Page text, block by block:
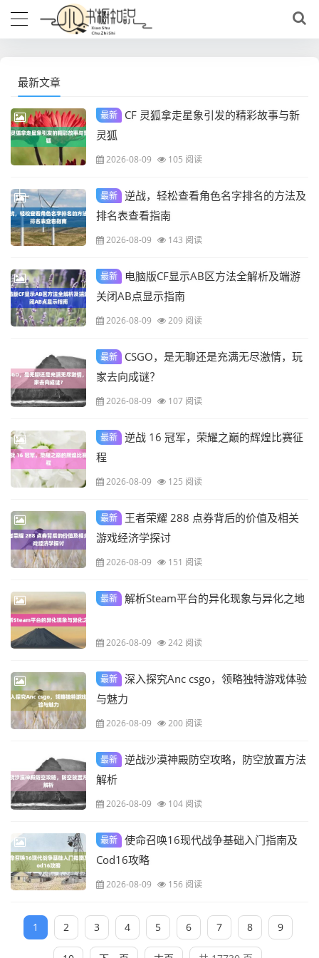
最新文章
最新
CF 灵狐拿走星象引发的精彩故事与新
灵狐
2026-08-09 105 阅读
最新 逆战，轻松查看角色名字排名的方法及
排名表查看指南
2026-08-09 143 阅读
最新
电脑版CF显示AB区方法全解析及端游
关闭AB点显示指南
2026-08-09 209 阅读
最新
CSGO，是无聊还是充满无尽激情，玩
家去向成谜？
2026-08-09 107 阅读
最新 逆战 16 冠军，荣耀之巅的辉煌比赛征
程
2026-08-09 125 阅读
最新
王者荣耀 288 点券背后的价值及相关
游戏经济学探讨
2026-08-09 151 阅读
最新 解析Steam平台的异化现象与异化之地
2026-08-09 242 阅读
最新 深入探究Anc csgo，领略独特游戏体验
与魅力
2026-08-09 200 阅读
最新 逆战沙漠神殿防空攻略，防空放置方法
解析
2026-08-09 104 阅读
最新 使命召唤16现代战争基础入门指南及
Cod16攻略
2026-08-09 156 阅读
1 2 3 4 5 6 7 8 9